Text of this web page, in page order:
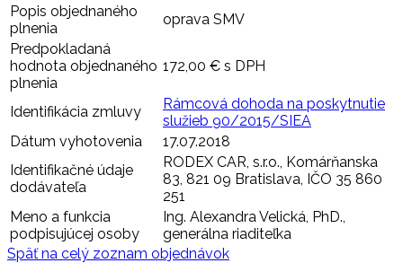
Popis objednaného
plnenia
oprava SMV
Predpokladaná
hodnota objednaného
plnenia
172,00 € s DPH
Identifikácia zmluvy
Rámcová dohoda na poskytnutie
služieb 90/2015/SIEA
Dátum vyhotovenia
17.07.2018
Identifikačné údaje
dodávateľa
RODEX CAR, s.r.o., Komárňanska
83, 821 09 Bratislava, IČO 35 860
251
Meno a funkcia
podpisujúcej osoby
Ing. Alexandra Velická, PhD.,
generálna riaditeľka
Späť na celý zoznam objednávok